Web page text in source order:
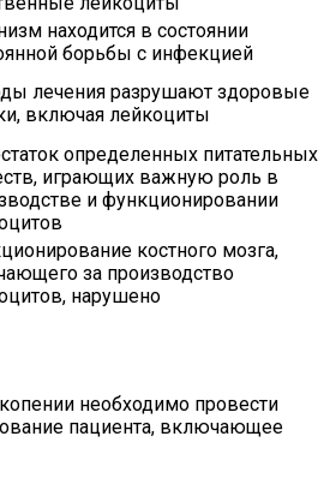
находится в состоянии
борьбы с инфекцией
лечения разрушают здоровые
включая лейкоциты
определенных питательных
играющих важную роль в
и функционировании
костного мозга,
за производство
нарушено
необходимо провести
пациента, включающее